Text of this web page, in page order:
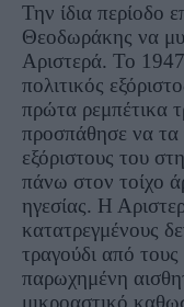
Την ίδια περίοδο
Θεοδωράκης να
Αριστερά. Το
πολιτικός
πρώτα ρεμπέτικα
προσπάθησε να τα
εξόριστους του
πάνω στον τοίχο
ηγεσίας. Η
κατατρεγμένους
τραγούδι από
παρωχημένη